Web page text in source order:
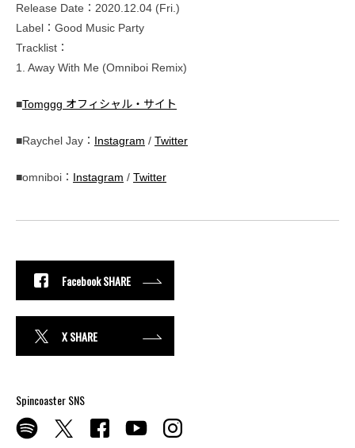
Release Date：2020.12.04 (Fri.)
Label：Good Music Party
Tracklist：
1. Away With Me (Omniboi Remix)
■Tomggg オフィシャル・サイト
■Raychel Jay： Instagram / Twitter
■omniboi： Instagram / Twitter
Facebook SHARE
X SHARE
Spincoaster SNS